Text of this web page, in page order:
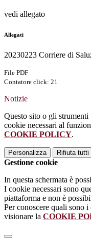
vedi allegato
Allegati
20230223 Corriere di
File PDF
Contatore click: 21
Notizie
Questo sito o gli
cookie necessari al
COOKIE POLICY.
Personalizza Rifiuta tutti
Gestione cookie
In questa schermata è
I cookie necessari sono
piattaforma e non è
Per conoscere quali sono
visionare la COOKIE